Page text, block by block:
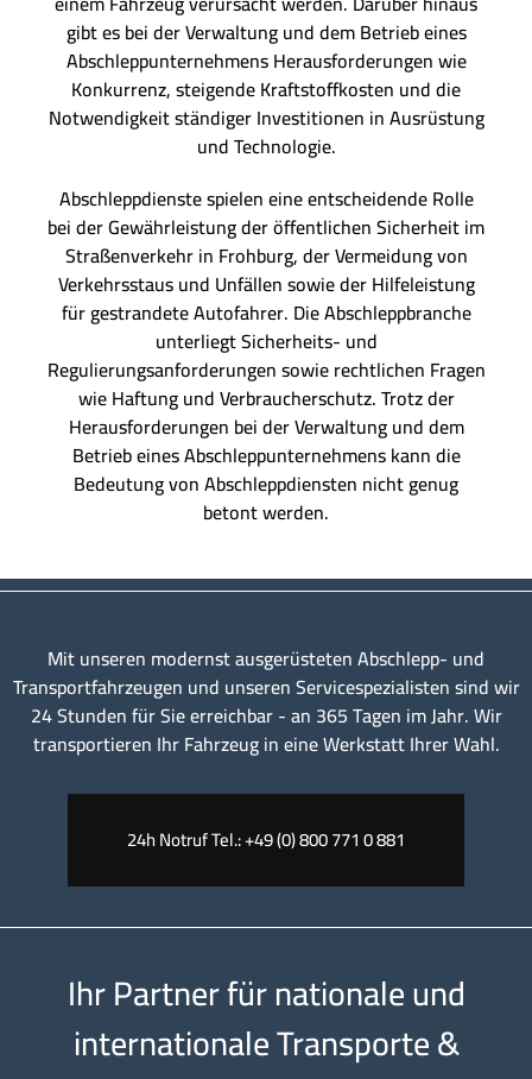
gibt es bei der Verwaltung und dem Betrieb eines
Abschleppunternehmens Herausforderungen wie
Konkurrenz, steigende Kraftstoffkosten und die
Notwendigkeit ständiger Investitionen in Ausrüstung
und Technologie.
Abschleppdienste spielen eine entscheidende Rolle
bei der Gewährleistung der öffentlichen Sicherheit im
Straßenverkehr in Frohburg, der Vermeidung von
Verkehrsstaus und Unfällen sowie der Hilfeleistung
für gestrandete Autofahrer. Die Abschleppbranche
unterliegt Sicherheits- und
Regulierungsanforderungen sowie rechtlichen Fragen
wie Haftung und Verbraucherschutz. Trotz der
Herausforderungen bei der Verwaltung und dem
Betrieb eines Abschleppunternehmens kann die
Bedeutung von Abschleppdiensten nicht genug
betont werden.
Mit unseren modernst ausgerüsteten Abschlepp- und
Transportfahrzeugen und unseren Servicespezialisten sind wir
24 Stunden für Sie erreichbar - an 365 Tagen im Jahr. Wir
transportieren Ihr Fahrzeug in eine Werkstatt Ihrer Wahl.
24h Notruf Tel.: +49 (0) 800 771 0 881
Ihr Partner für nationale und
internationale Transporte &